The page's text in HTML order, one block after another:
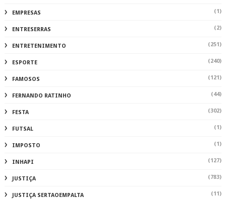
EMPRESAS (1)
ENTRESERRAS (2)
ENTRETENIMENTO (251)
ESPORTE (240)
FAMOSOS (121)
FERNANDO RATINHO (44)
FESTA (302)
FUTSAL (1)
IMPOSTO (1)
INHAPI (127)
JUSTIÇA (783)
JUSTIÇA SERTAOEMPALTA (11)